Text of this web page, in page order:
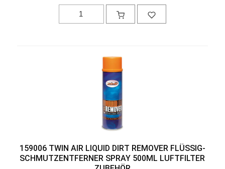
159006 TWIN AIR LIQUID DIRT REMOVER FLÜSSIG-
SCHMUTZENTFERNER SPRAY 500ML LUFTFILTER